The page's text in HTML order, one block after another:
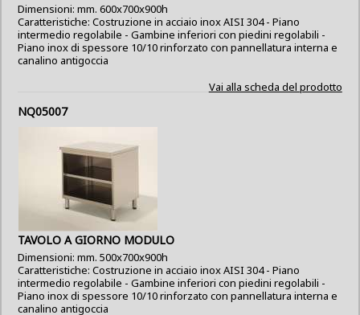
Dimensioni: mm. 600x700x900h
Caratteristiche: Costruzione in acciaio inox AISI 304 - Piano
intermedio regolabile - Gambine inferiori con piedini regolabili -
Piano inox di spessore 10/10 rinforzato con pannellatura interna e
canalino antigoccia
Vai alla scheda del prodotto
NQ05007
TAVOLO A GIORNO MODULO
Dimensioni: mm. 500x700x900h
Caratteristiche: Costruzione in acciaio inox AISI 304 - Piano
intermedio regolabile - Gambine inferiori con piedini regolabili -
Piano inox di spessore 10/10 rinforzato con pannellatura interna e
canalino antigoccia